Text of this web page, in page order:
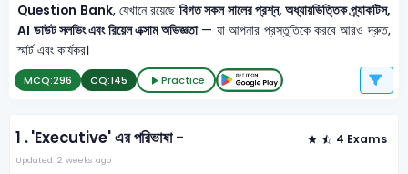
Question Bank, যেখানে রয়েছে বিগত সকল সালের প্রশ্ন, অধ্যায়ভিত্তিক প্র্যাকটিস,
AI ডাউট সলভিং এবং রিয়েল এক্সাম অভিজ্ঞতা— যা আপনার প্রস্তুতিকে করবে আরও দ্রুত,
স্মার্ট এবং কার্যকর।
MCQ:296 CQ:145 Practice
1 .'Executive' এর পরিভাষা - 4 Exams
Updated: 2 weeks ago